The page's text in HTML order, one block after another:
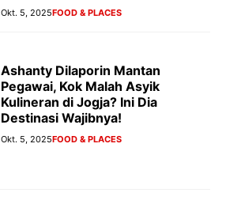
Okt. 5, 2025FOOD & PLACES
Ashanty Dilaporin Mantan
Pegawai, Kok Malah Asyik
Kulineran di Jogja? Ini Dia
Destinasi Wajibnya!
Okt. 5, 2025FOOD & PLACES